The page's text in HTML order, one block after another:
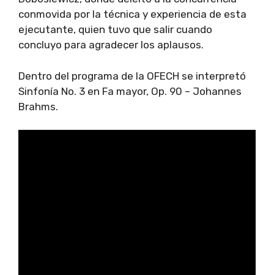
conmovida por la técnica y experiencia de esta
ejecutante, quien tuvo que salir cuando
concluyo para agradecer los aplausos.
Dentro del programa de la OFECH se interpretó
Sinfonía No. 3 en Fa mayor, Op. 90 – Johannes
Brahms.